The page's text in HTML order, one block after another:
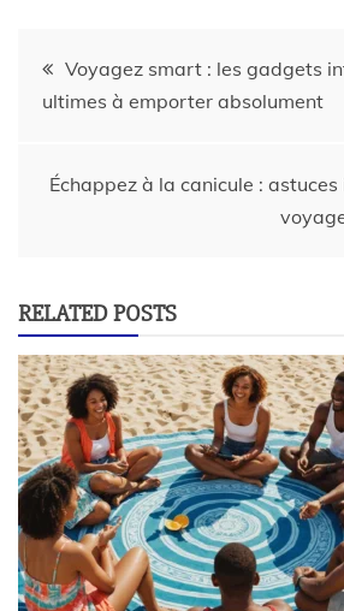
Voyagez smart : les gadgets
ultimes à emporter absolument
Échappez à la canicule :
RELATED POSTS